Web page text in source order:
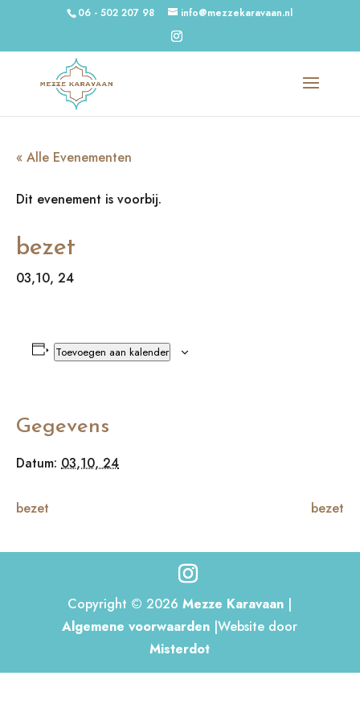
06 - 502 207 98 info@mezzekaravaan.nl
« Alle Evenementen
Dit evenement is voorbij.
bezet
03,10, 24
Toevoegen aan kalender
Gegevens
Datum: 03,10, 24
bezet bezet
Copyright © 2026Mezze Karavaan |
Algemene voorwaarden |Website door
Misterdot